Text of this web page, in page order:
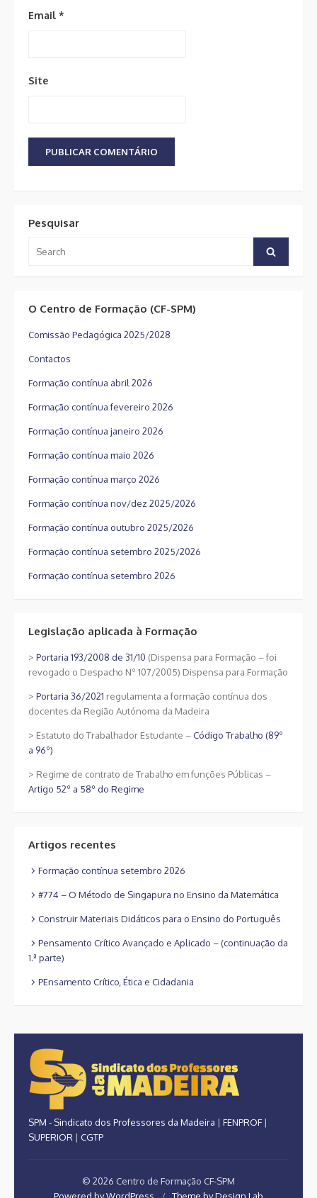
Email *
Site
Pesquisar
for:
Search
O Centro de Formação (CF-SPM)
Comissão Pedagógica 2025/2028
Contactos
Formação contínua abril 2026
Formação contínua fevereiro 2026
Formação contínua janeiro 2026
Formação contínua maio 2026
Formação contínua março 2026
Formação contínua nov/dez 2025/2026
Formação contínua outubro 2025/2026
Formação contínua setembro 2025/2026
Formação contínua setembro 2026
Legislação aplicada à Formação
> Portaria 193/2008 de 31/10 (Dispensa para Formação – foi
revogado o Despacho Nº 107/2005) Dispensa para Formação
> Portaria 36/2021 regulamenta a formação contínua dos
docentes da Região Autónoma da Madeira
> Estatuto do Trabalhador Estudante –Código Trabalho (89º
a 96º)
> Regime de contrato de Trabalho em funções Públicas –
Artigo 52º a 58º do Regime
Artigos recentes
Formação contínua setembro 2026
#774 – O Método de Singapura no Ensino da Matemática
Construir Materiais Didáticos para o Ensino do Português
Pensamento Crítico Avançado e Aplicado – (continuação da
1.ª parte)
PEnsamento Crítico, Ética e Cidadania
SPM - Sindicato dos Professores da Madeira | FENPROF |
SUPERIOR | CGTP
© 2026 Centro de Formação CF-SPM
Powered by WordPress
/ Theme by Design Lab